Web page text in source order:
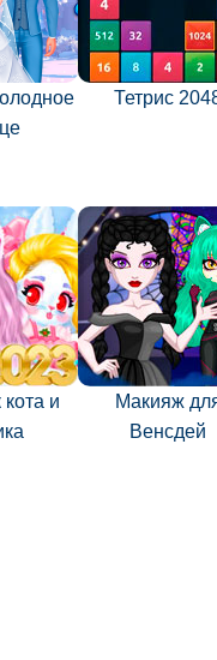
Тетрис
и
Макияж
Венсдей